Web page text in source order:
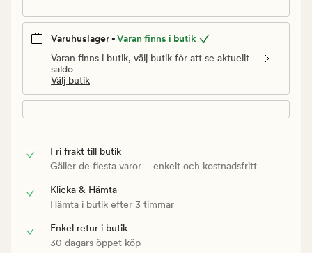
Varuhuslager -Varan finns i butik
Varan finns i butik, välj butik för att se aktuellt
saldo
Välj butik
Fri frakt till butik
Gäller de flesta varor – enkelt och kostnadsfritt
Klicka & Hämta
Hämta i butik efter 3 timmar
Enkel retur i butik
30 dagars öppet köp